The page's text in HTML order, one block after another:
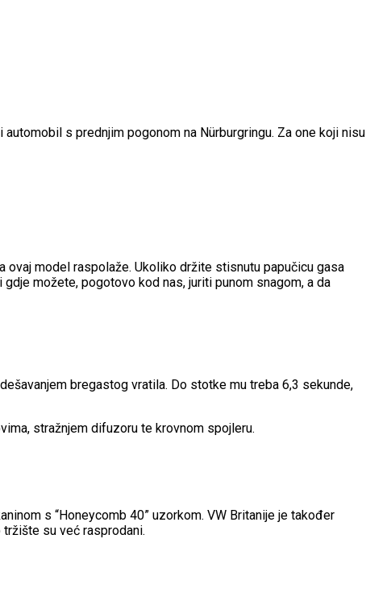
s prednjim pogonom na Nürburgringu. Za one koji nisu
ovaj model raspolaže. Ukoliko držite stisnutu papučicu gasa
možete, pogotovo kod nas, juriti punom snagom, a da
bregastog vratila. Do stotke mu treba 6,3 sekunde,
stražnjem difuzoru te krovnom spojleru.
s “Honeycomb 40” uzorkom. VW Britanije je također
su već rasprodani.